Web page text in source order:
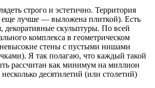
строго и эстетично. Территория
еще лучше — выложена плиткой). Есть
декоративные скульптуры. По всей
комплекса в геометрическом
стены с пустыми нишами
Я так полагаю, что каждый такой
рассчитан как минимум на миллион
десятилетий (или столетий)